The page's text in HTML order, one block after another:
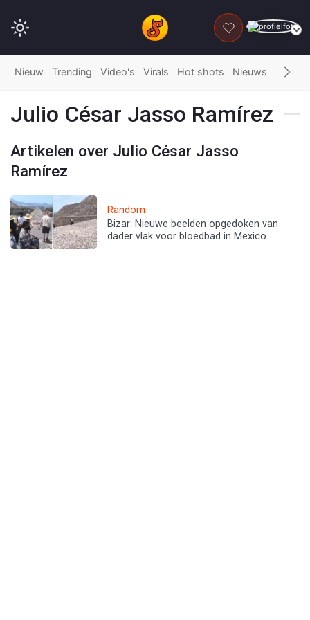
DONEER
Nieuw Trending Video's Virals Hot shots Nieuws Fails
Julio César Jasso Ramírez
Artikelen over Julio César Jasso
Ramírez
Random
Bizar: Nieuwe beelden opgedoken van
dader vlak voor bloedbad in Mexico